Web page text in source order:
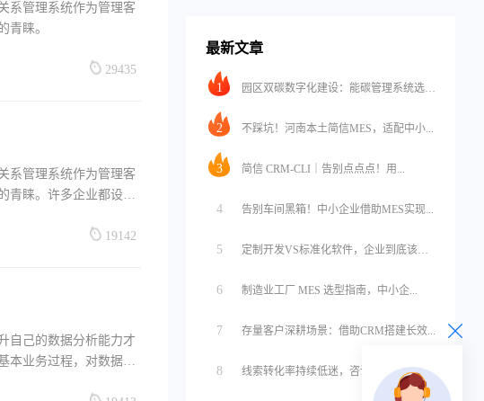
最新文章
1 园区双碳数字化建设：能碳管理系统选型...
2 不踩坑！河南本土简信MES，适配中小...
3 简信 CRM-CLI｜告别点点点！用...
4 告别车间黑箱！中小企业借助MES实现...
5 定制开发VS标准化软件，企业到底该怎...
6 制造业工厂 MES 选型指南，中小企...
7 存量客户深耕场景：借助CRM搭建长效...
8 线索转化率持续低迷，咨询培训企业缺的...
系管理系统作为管理客
青睐。
29435
系管理系统作为管理客
青睐。许多企业都设置
19142
自己的数据分析能力才
本业务过程，对数据的